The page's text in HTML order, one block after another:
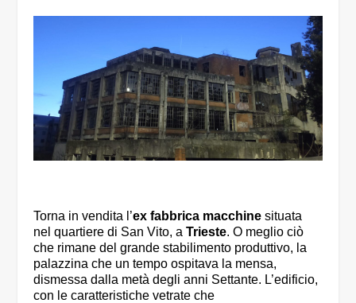
Torna in vendita l’ex fabbrica macchine situata
nel quartiere di San Vito, aTrieste. O meglio ciò
che rimane del grande stabilimento produttivo, la
palazzina che un tempo ospitava la mensa,
dismessa dalla metà degli anni Settante. L’edificio,
con le caratteristiche vetrate che